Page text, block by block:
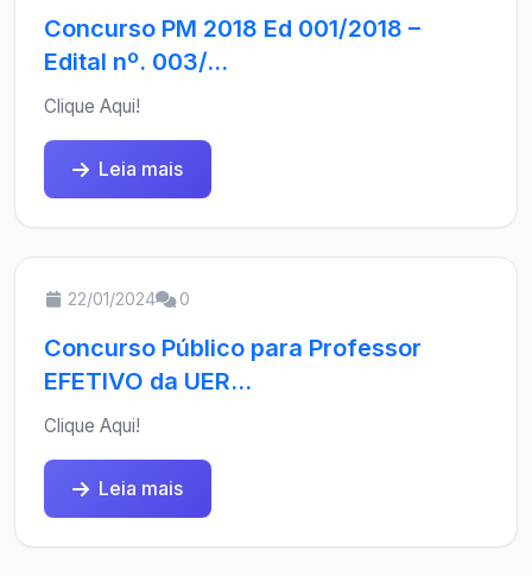
Concurso PM 2018 Ed 001/2018 –
Edital nº. 003/...
Clique Aqui!
Leia mais
22/01/2024 0
Concurso Público para Professor
EFETIVO da UER...
Clique Aqui!
Leia mais